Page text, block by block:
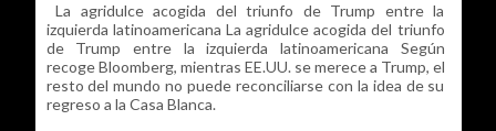
La agridulce acogida del triunfo de Trump entre la
izquierda latinoamericana La agridulce acogida del triunfo
de Trump entre la izquierda latinoamericana Según
recoge Bloomberg, mientras EE.UU. se merece a Trump, el
resto del mundo no puede reconciliarse con la idea de su
regreso a la Casa Blanca.